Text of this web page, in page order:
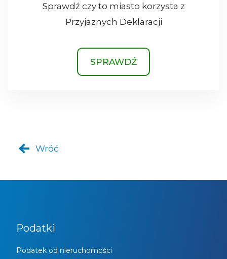
Sprawdź czy to miasto korzysta z
Przyjaznych Deklaracji
SPRAWDŹ
Wróć
Podatki
Podatek od nieruchomości